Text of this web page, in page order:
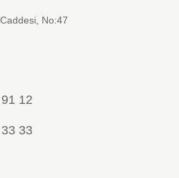
No:47
12
33